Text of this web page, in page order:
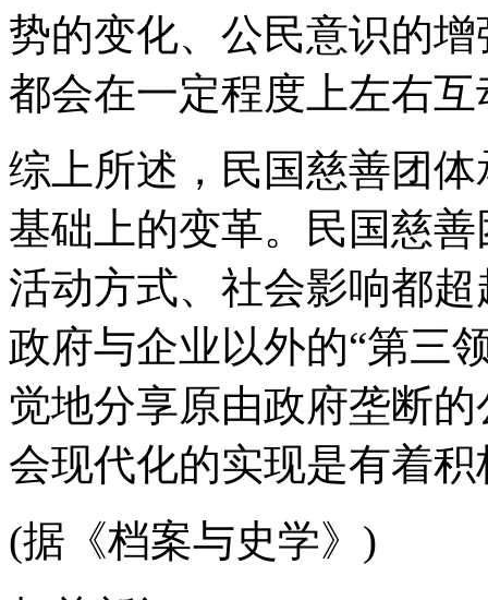
势的变化、公民意识的
都会在一定程度上左右
综上所述，民国慈善团
基础上的变革。民国慈
活动方式、社会影响都
政府与企业以外的“第三
觉地分享原由政府垄断
会现代化的实现是有着
(据《档案与史学》)